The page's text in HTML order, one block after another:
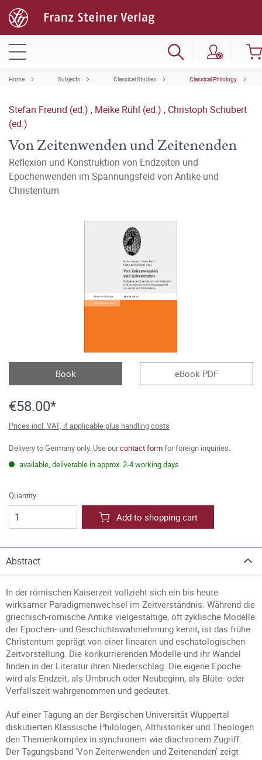
Home Subjects Classical Studies Classical Philology
Stefan Freund (ed.) , Meike Rühl (ed.) , Christoph Schubert
(ed.)
Von Zeitenwenden und Zeitenenden
Reflexion und Konstruktion von Endzeiten und
Epochenwenden im Spannungsfeld von Antike und
Christentum
Book eBook PDF
€58.00*
Prices incl. VAT, if applicable plus handling costs
Delivery to Germany only. Use ourcontact formfor foreign inquiries.
available, deliverable in approx. 2-4 working days
Quantity:
Add to shopping cart
Abstract
In der römischen Kaiserzeit vollzieht sich ein bis heute
wirksamer Paradigmenwechsel im Zeitverständnis. Während die
griechisch-römische Antike vielgestaltige, oft zyklische Modelle
der Epochen- und Geschichtswahrnehmung kennt, ist das frühe
Christentum geprägt von einer linearen und eschatologischen
Zeitvorstellung. Die konkurrierenden Modelle und ihr Wandel
finden in der Literatur ihren Niederschlag: Die eigene Epoche
wird als Endzeit, als Umbruch oder Neubeginn, als Blüte- oder
Verfallszeit wahrgenommen und gedeutet.
Auf einer Tagung an der Bergischen Universität Wuppertal
diskutierten Klassische Philologen, Althistoriker und Theologen
den Themenkomplex in synchronem wie diachronem Zugriff.
Der Tagungsband 'Von Zeitenwenden und Zeitenenden' zeigt